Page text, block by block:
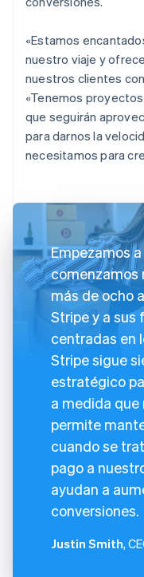
«Estamos
nuestro viaje y
nuestros clientes
«Tenemos
que seguirán
para darnos la
necesitamos para
Empezamos
comenzamos
más de ocho
Stripe y a sus
centradas en
Stripe sigue
estratégico
a medida que
permite
cuando se
pago a
ayudan a
conversiones.
Justin Smith,